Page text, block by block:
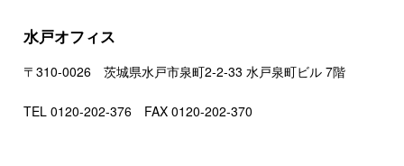
水戸オフィス
〒310-0026 茨城県水戸市泉町2-2-33 水戸泉町ビル 7階
TEL 0120-202-376 FAX 0120-202-370